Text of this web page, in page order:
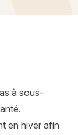
à sous-
en hiver afin